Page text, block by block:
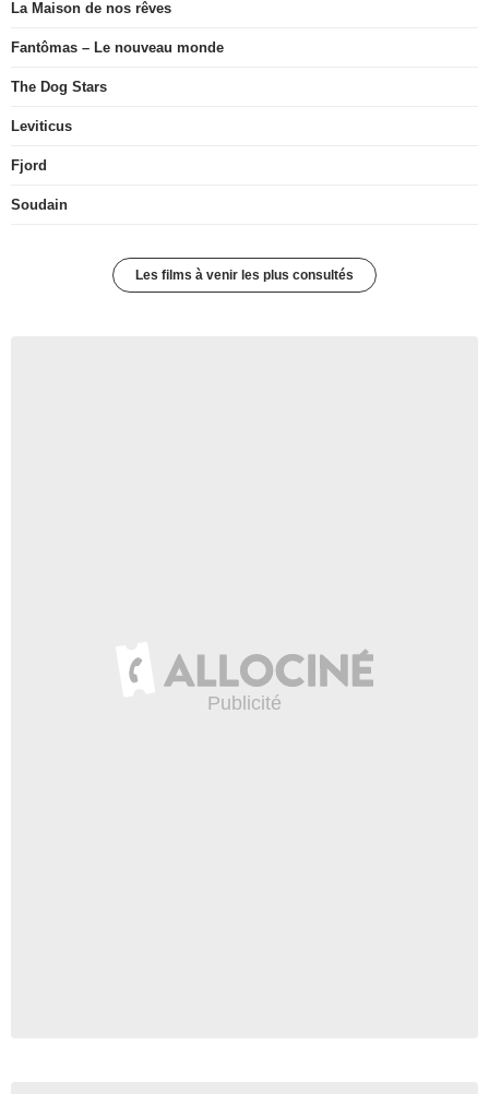
La Maison de nos rêves
Fantômas – Le nouveau monde
The Dog Stars
Leviticus
Fjord
Soudain
Les films à venir les plus consultés